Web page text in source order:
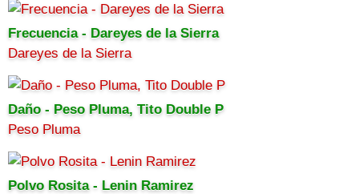
Frecuencia - Dareyes de la Sierra
Dareyes de la Sierra
Daño - Peso Pluma, Tito Double P
Peso Pluma
Polvo Rosita - Lenin Ramirez